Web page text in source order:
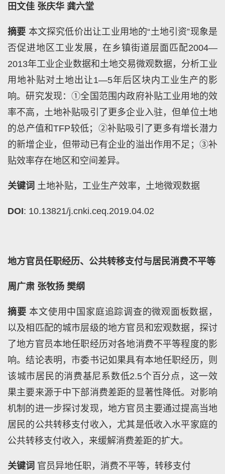
田文佳 张庆华 龚六堂
摘要 本文探究低价出让工业用地的“土地引资”现象是
否促进地区工业发展，在乡镇街道层面匹配2004—
2013年工业企业数据和土地交易微观数据，分析工业
用地补贴对土地出让 1—5年后区块内工业生产的影
响。研究发现：①全国范围内政府补贴工业用地的效
率不高，土地补贴吸引了更多企业入驻，但单位土地
的总产值和TFP较低；②补贴吸引了更多有增长潜力
的新增企业，但带动已有企业的溢出作用不足；③补
贴效率存在地区和空间差异。
关键词 土地补贴，工业生产效率，土地微观数据
DOI: 10.13821/j.cnki.ceq.2019.04.02
地方官员任职经历、公共转移支付与居民消费不平等
周广肃 张牧扬 樊纲
摘要 本文使用中国家庭追踪调查的微观面板数据，
以及相匹配的城市层级的地方官员和宏观数据，探讨
了地方官员本地任职经历对各地消费不平等程度的影
响。结论表明，市委书记如果具有本地任职经历，则
该城市居民的消费基尼系数低2.5个百分点，这一效
果主要来源于中下部消费差距的显著性降低。对影响
机制的进一步探讨发现，地方官员主要通过提高当地
居民的公共转移支付收入，尤其是低收入水平家庭的
公共转移支付收入，来缓解消费差距的扩大。
关键词 官员异地任职，消费不平等，转移支付